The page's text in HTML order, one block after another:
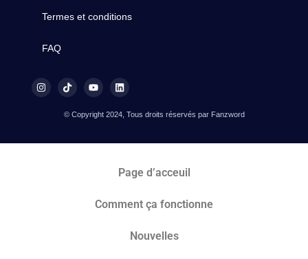
Termes et conditions
FAQ
© Copyright 2024, Tous droits réservés par Fanzword
Page d’acceuil
Comment ça fonctionne
Nouvelles